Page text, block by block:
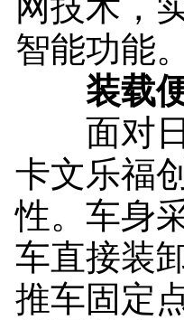
智能功能。
装载
面对日
卡文乐福
性。车身
车直接装
推车固定